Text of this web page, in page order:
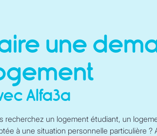
une
Alfa3a
recherchez un logement étudiant, un
à une situation personnelle particulière ?